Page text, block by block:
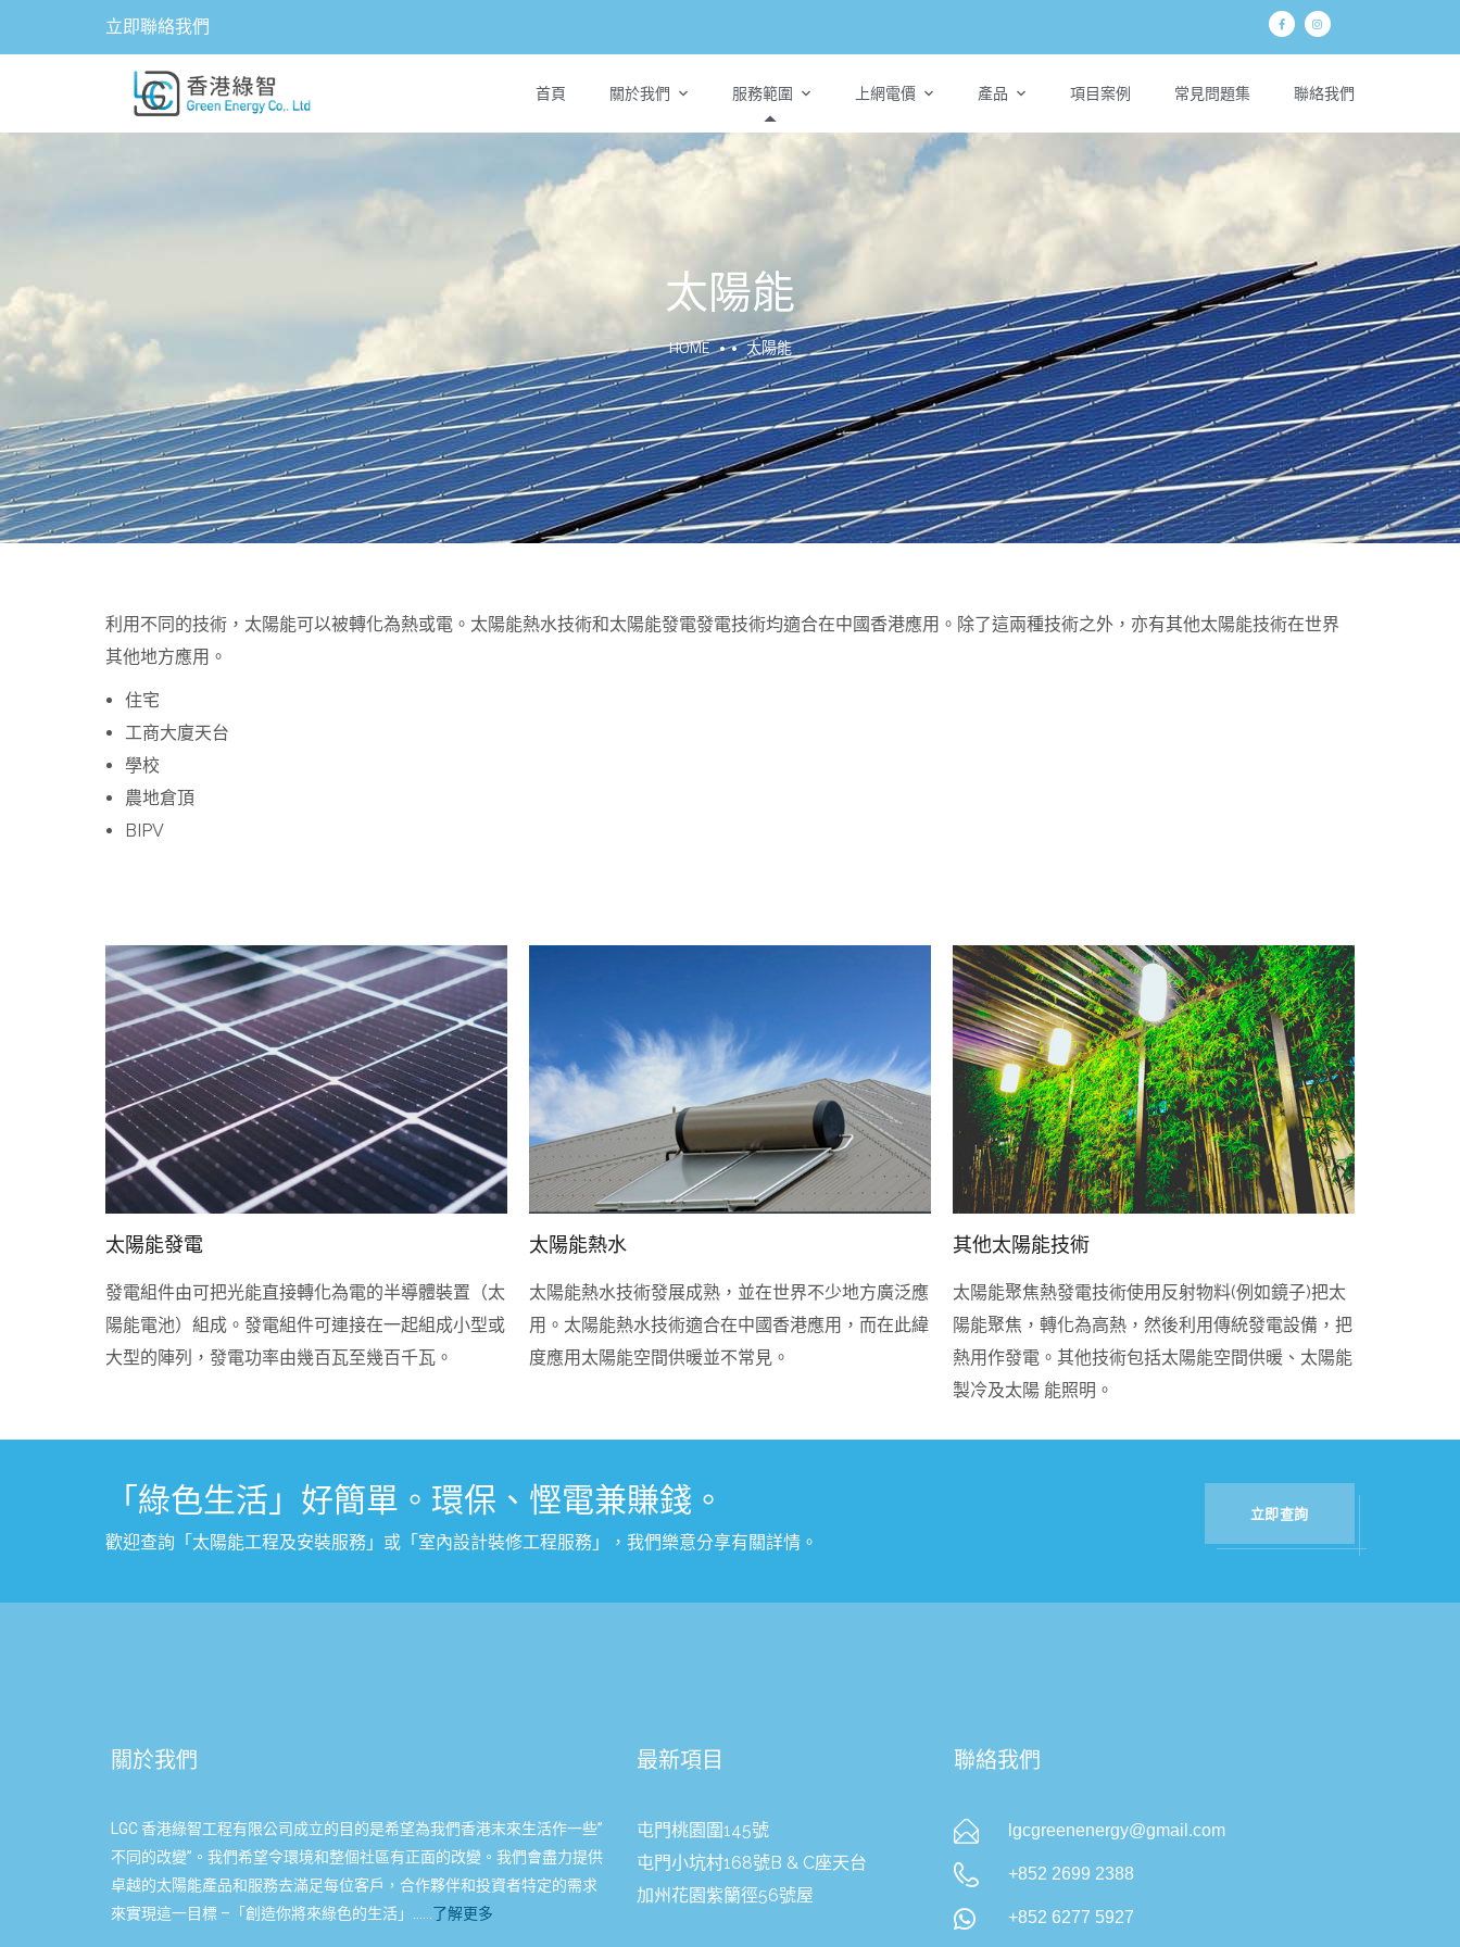
立即聯絡我們
首頁 關於我們 服務範圍 上網電價 產品 項目案例 常見問題集 聯絡我們
太陽能
HOME 太陽能
利用不同的技術，太陽能可以被轉化為熱或電。太陽能熱水技術和太陽能發電發電技術均適合在中國香港應用。除了這兩種技術之外，亦有其他太陽能技術在世界
其他地方應用。
住宅
工商大廈天台
學校
農地倉頂
BIPV
太陽能發電
發電組件由可把光能直接轉化為電的半導體裝置（太
陽能電池）組成。發電組件可連接在一起組成小型或
大型的陣列，發電功率由幾百瓦至幾百千瓦。
太陽能熱水
太陽能熱水技術發展成熟，並在世界不少地方廣泛應
用。太陽能熱水技術適合在中國香港應用，而在此緯
度應用太陽能空間供暖並不常見。
其他太陽能技術
太陽能聚焦熱發電技術使用反射物料(例如鏡子)把太
陽能聚焦，轉化為高熱，然後利用傳統發電設備，把
熱用作發電。其他技術包括太陽能空間供暖、太陽能
製冷及太陽 能照明。
「綠色生活」好簡單。環保、慳電兼賺錢。
歡迎查詢「太陽能工程及安裝服務」或 「 室內設計裝修工程服務 」 ，我們樂意分享有關詳情。
立即查詢
關於我們
LGC 香港綠智工程有限公司成立的目的是希望為我們香港末來生活作一些”
不同的改變”。我們希望令環境和整個社區有正面的改變。我們會盡力提供
卓越的太陽能產品和服務去滿足每位客戶，合作夥伴和投資者特定的需求
來實現這一目標 –「創造你將來綠色的生活」…… 了解更多
最新項目
屯門桃園圍145號
屯門小坑村168號B & C座天台
加州花園紫籣徑56號屋
聯絡我們
lgcgreenenergy@gmail.com
+852 2699 2388
+852 6277 5927